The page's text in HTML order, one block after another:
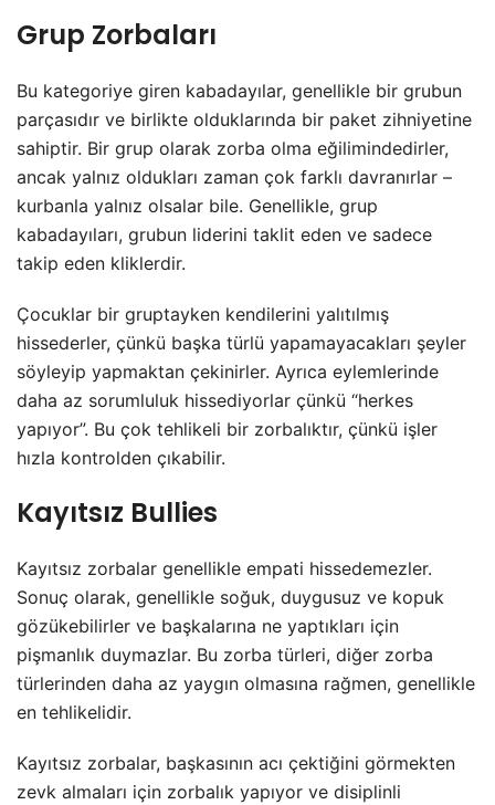
Grup Zorbaları
Bu kategoriye giren kabadayılar, genellikle bir grubun
parçasıdır ve birlikte olduklarında bir paket zihniyetine
sahiptir. Bir grup olarak zorba olma eğilimindedirler,
ancak yalnız oldukları zaman çok farklı davranırlar –
kurbanla yalnız olsalar bile. Genellikle, grup
kabadayıları, grubun liderini taklit eden ve sadece
takip eden kliklerdir.
Çocuklar bir gruptayken kendilerini yalıtılmış
hissederler, çünkü başka türlü yapamayacakları şeyler
söyleyip yapmaktan çekinirler. Ayrıca eylemlerinde
daha az sorumluluk hissediyorlar çünkü “herkes
yapıyor”. Bu çok tehlikeli bir zorbalıktır, çünkü işler
hızla kontrolden çıkabilir.
Kayıtsız Bullies
Kayıtsız zorbalar genellikle empati hissedemezler.
Sonuç olarak, genellikle soğuk, duygusuz ve kopuk
gözükebilirler ve başkalarına ne yaptıkları için
pişmanlık duymazlar. Bu zorba türleri, diğer zorba
türlerinden daha az yaygın olmasına rağmen, genellikle
en tehlikelidir.
Kayıtsız zorbalar, başkasının acı çektiğini görmekten
zevk almaları için zorbalık yapıyor ve disiplinli